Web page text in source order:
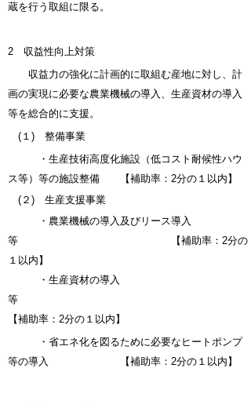
蔵を行う取組に限る。
2 収益性向上対策
収益⼒の強化に計画的に取組む産地に対し、計
画の実現に必要な農業機械の導入、生産資材の導入
等を総合的に⽀援。
(１) 整備事業
・⽣産技術⾼度化施設（低コスト耐候性ハウ
ス等）等の施設整備 【補助率：2分の１以内】
(２) 生産支援事業
・農業機械の導入及びリース導入
等 【補助率： 2分の
１ 以内】
・生産資材の導入
等
【補助率： 2分の１ 以内】
・省エネ化を図るために必要なヒートポンプ
等の導入 【補助率： 2分の１ 以内】